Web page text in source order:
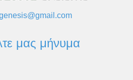
μας μήνυμα